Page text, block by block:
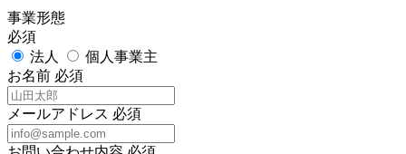
事業形態
必須
法人
個人事業主
お名前 必須
メールアドレス 必須